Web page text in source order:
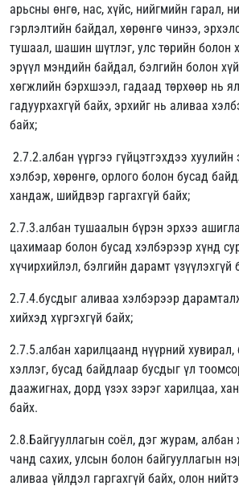
арьсны өнгө, нас, хүйс, нийгмийн гарал,
гэрлэлтийн байдал, хөрөнгө чинээ,
тушаал, шашин шүтлэг, улс төрийн болон
эрүүл мэндийн байдал, бэлгийн болон
хөгжлийн бэрхшээл, гадаад төрхөөр нь
гадуурхахгүй байх, эрхийг нь аливаа
байх;
2.7.2.албан үүргээ гүйцэтгэхдээ
хэлбэр, хөрөнгө, орлого болон бусад
хандаж, шийдвэр гаргахгүй байх;
2.7.3.албан тушаалын бүрэн эрхээ
цахимаар болон бусад хэлбэрээр хүнд
хүчирхийлэл, бэлгийн дарамт үзүүлэхгүй
2.7.4.бусдыг аливаа хэлбэрээр
хийхэд хүргэхгүй байх;
2.7.5.албан харилцаанд нүүрний
хэллэг, бусад байдлаар бусдыг үл
даажигнах, дорд үзэх зэрэг харилцаа,
байх.
2.8.Байгууллагын соёл, дэг журам, албан
чанд сахих, улсын болон байгууллагын
аливаа үйлдэл гаргахгүй байх, олон